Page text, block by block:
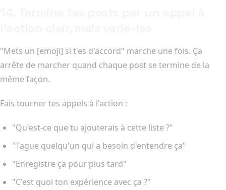
"Mets un [emoji] si t'es d'accord" marche une fois. Ça
arrête de marcher quand chaque post se termine de la
même façon.
Fais tourner tes appels à l'action :
"Qu'est-ce que tu ajouterais à cette liste ?"
"Tague quelqu'un qui a besoin d'entendre ça"
"Enregistre ça pour plus tard"
"C'est quoi ton expérience avec ça ?"